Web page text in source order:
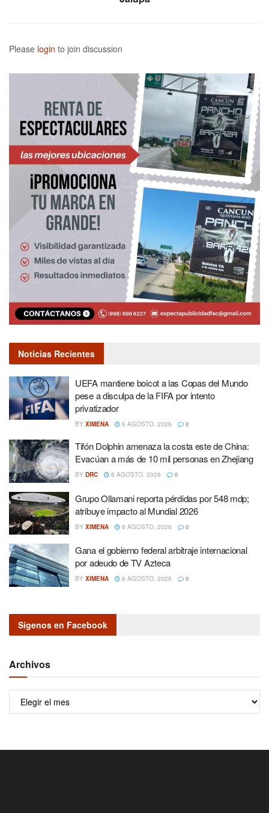
Please login to join discussion
Noticias Recientes
UEFA mantiene boicot a las Copas del Mundo
pese a disculpa de la FIFA por intento
privatizador
BY XIMENA 6 AGOSTO, 2026 0
Tifón Dolphin amenaza la costa este de China:
Evacúan a más de 10 mil personas en Zhejiang
BY DRC 6 AGOSTO, 2026 0
Grupo Ollamani reporta pérdidas por 548 mdp;
atribuye impacto al Mundial 2026
BY XIMENA 6 AGOSTO, 2026 0
Gana el gobierno federal arbitraje internacional
por adeudo de TV Azteca
BY XIMENA 6 AGOSTO, 2026 0
Sígenos en Facebook
Archivos